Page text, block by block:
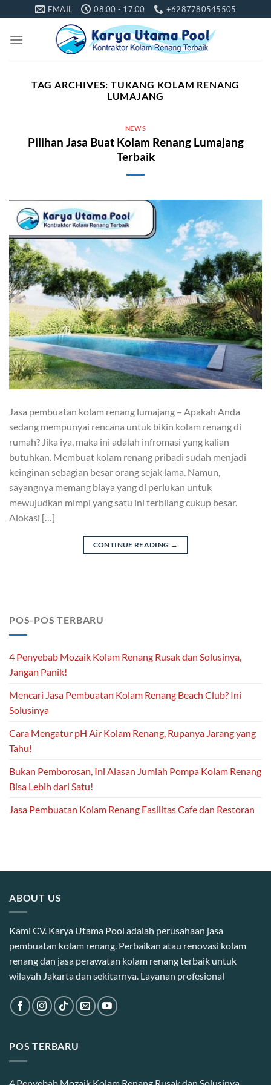
to
content
EMAIL 08:00 - 17:00 +6287780545505
TAG ARCHIVES: TUKANG KOLAM RENANG
LUMAJANG
NEWS
Pilihan Jasa Buat Kolam Renang Lumajang
Terbaik
Jasa pembuatan kolam renang lumajang – Apakah Anda
sedang mempunyai rencana untuk bikin kolam renang di
rumah? Jika iya, maka ini adalah infromasi yang kalian
butuhkan. Membuat kolam renang pribadi sudah menjadi
keinginan sebagian besar orang sejak lama. Namun,
sayangnya memang biaya yang di perlukan untuk
mewujudkan mimpi yang satu ini terbilang cukup besar.
Alokasi […]
CONTINUE READING →
POS-POS TERBARU
4 Penyebab Mozaik Kolam Renang Rusak dan Solusinya,
Jangan Panik!
Mencari Jasa Pembuatan Kolam Renang Beach Club? Ini
Solusinya
Cara Mengatur pH Air Kolam Renang, Rupanya Jarang yang
Tahu!
Bukan Pemborosan, Ini Alasan Jumlah Pompa Kolam Renang
Bisa Lebih dari Satu!
Jasa Pembuatan Kolam Renang Fasilitas Cafe dan Restoran
ABOUT US
Kami CV. Karya Utama Pool adalah perusahaan jasa
pembuatan kolam renang. Perbaikan atau renovasi kolam
renang dan jasa perawatan kolam renang terbaik untuk
wilayah Jakarta dan sekitarnya. Layanan profesional
POS TERBARU